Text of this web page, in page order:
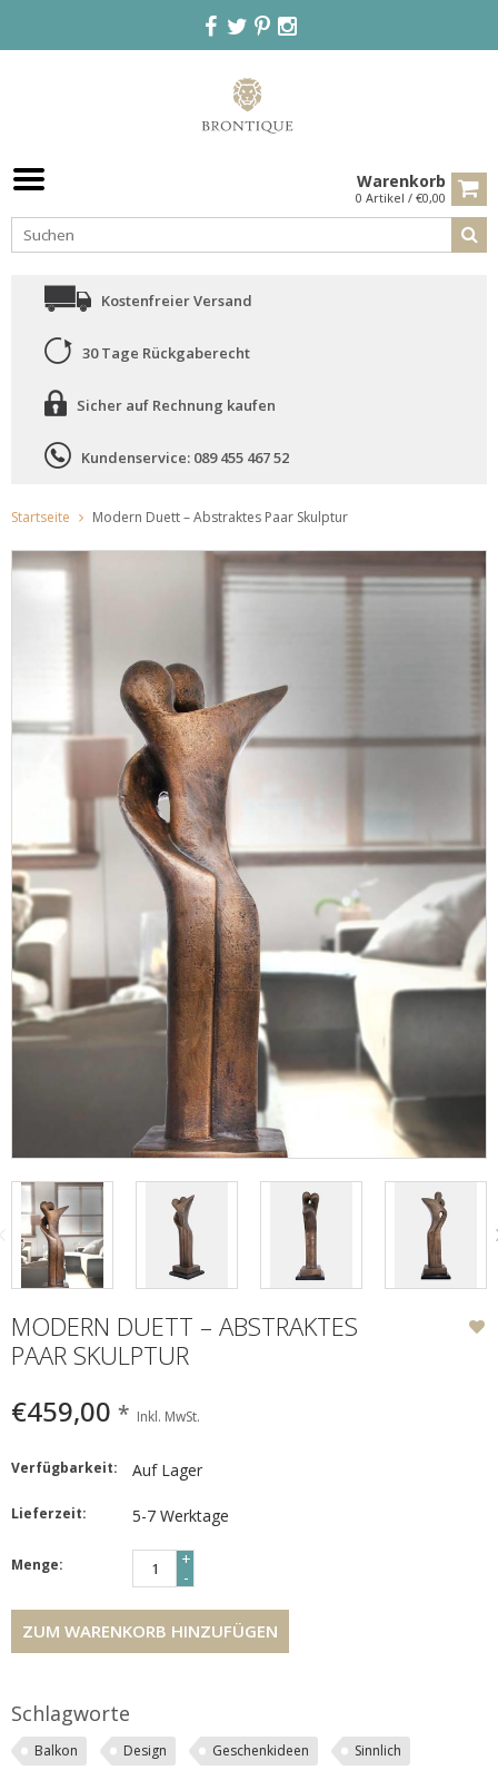
Warenkorb
0 Artikel / €0,00
Kostenfreier Versand
30 Tage Rückgaberecht
Sicher auf Rechnung kaufen
Kundenservice: 089 455 467 52
Startseite Modern Duett – Abstraktes Paar Skulptur
MODERN DUETT – ABSTRAKTES
PAAR SKULPTUR
€459,00 * Inkl. MwSt.
Verfügbarkeit: Auf Lager
Lieferzeit: 5-7 Werktage
Menge:
+
-
ZUM WARENKORB HINZUFÜGEN
Schlagworte
Balkon Design Geschenkideen Sinnlich